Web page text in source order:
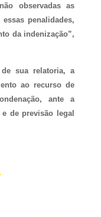
observadas as
penalidades,
da indenização”,
sua relatoria, a
ao recurso de
ante a
de previsão legal